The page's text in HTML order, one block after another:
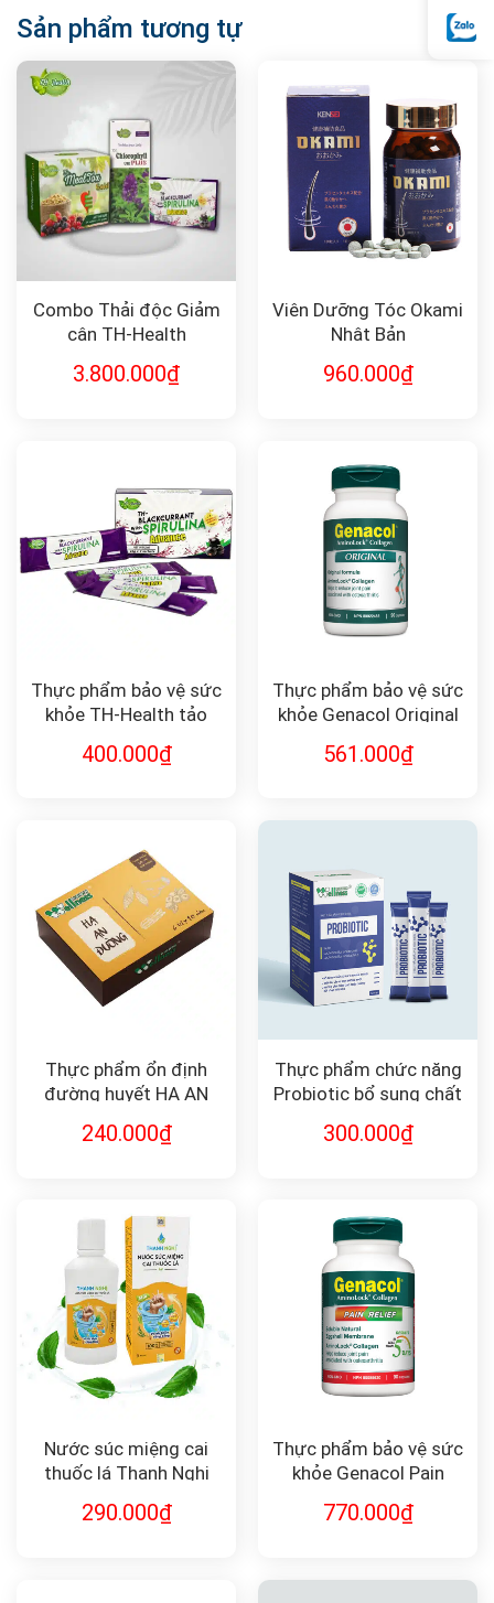
Sản phẩm tương tự
Combo Thải độc Giảm
cân TH-Health
3.800.000₫
Viên Dưỡng Tóc Okami
Nhật Bản
960.000₫
Thực phẩm bảo vệ sức
khỏe TH-Health tảo
with Spirulina Advance
400.000₫
Thực phẩm bảo vệ sức
khỏe Genacol Original
Collagen giảm đau
561.000₫
Thực phẩm ổn định
đường huyết HẠ AN
240.000₫
Thực phẩm chức năng
Probiotic bổ sung chất
300.000₫
Nước súc miệng cai
thuốc lá Thanh Nghị
290.000₫
Thực phẩm bảo vệ sức
khỏe Genacol Pain
(90 viên)
770.000₫